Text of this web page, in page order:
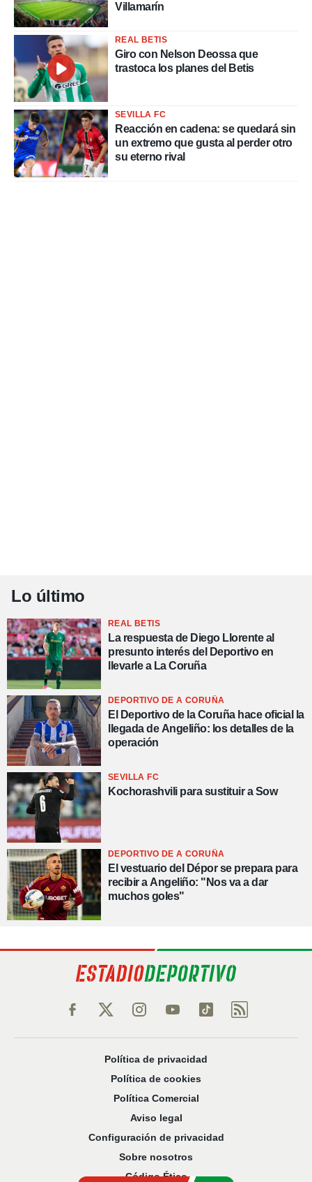
Villamarín
REAL BETIS
Giro con Nelson Deossa que
trastoca los planes del Betis
SEVILLA FC
Reacción en cadena: se quedará sin
un extremo que gusta al perder otro
su eterno rival
Lo último
REAL BETIS
La respuesta de Diego Llorente al
presunto interés del Deportivo en
llevarle a La Coruña
DEPORTIVO DE A CORUÑA
El Deportivo de la Coruña hace oficial la
llegada de Angeliño: los detalles de la
operación
SEVILLA FC
Kochorashvili para sustituir a Sow
DEPORTIVO DE A CORUÑA
El vestuario del Dépor se prepara para
recibir a Angeliño: "Nos va a dar
muchos goles"
Política de privacidad
Política de cookies
Política Comercial
Aviso legal
Configuración de privacidad
Sobre nosotros
Código Ético